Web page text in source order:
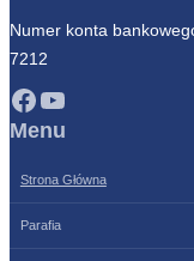
Numer konta
7212
Facebook YouTube
Menu
Strona Główna
Parafia